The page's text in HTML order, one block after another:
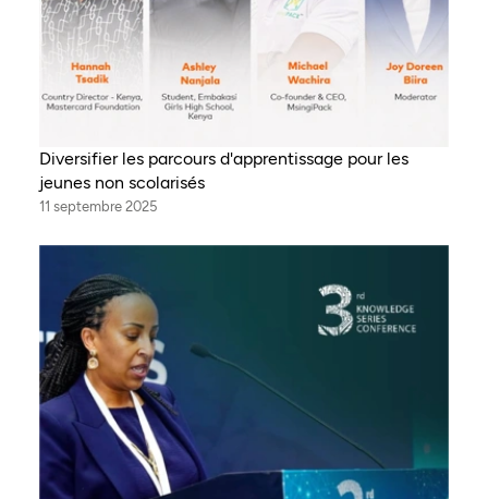
Diversifier les parcours d'apprentissage pour les
jeunes non scolarisés
11 septembre 2025